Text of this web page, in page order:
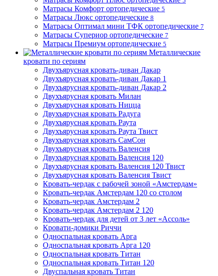
Матрасы Комфорт ортопедические 5
Матрасы Люкс ортопедические 8
Матрасы Оптимал мини ТФК ортопедические 7
Матрасы Супериор ортопедические 7
Матрасы Премиум ортопедические 5
Металлические
кровати по сериям
Двухъярусная кровать-диван Дакар
Двухъярусная кровать-диван Дакар 1
Двухъярусная кровать-диван Дакар 2
Двухъярусная кровать Милан
Двухъярусная кровать Ницца
Двухъярусная кровать Радуга
Двухъярусная кровать Раута
Двухъярусная кровать Раута Твист
Двухъярусная кровать СамСон
Двухъярусная кровать Валенсия
Двухъярусная кровать Валенсия 120
Двухъярусная кровать Валенсия 120 Твист
Двухъярусная кровать Валенсия Твист
Кровать-чердак с рабочей зоной «Амстердам»
Кровать-чердак Амстердам 120 со столом
Кровать-чердак Амстердам 2
Кровать-чердак Амстердам 2 120
Кровать-чердак для детей от 3 лет «Ассоль»
Кровати-домики Риччи
Односпальная кровать Арга
Односпальная кровать Арга 120
Односпальная кровать Титан
Односпальная кровать Титан 120
Двуспальная кровать Титан